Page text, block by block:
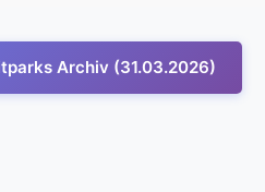
Archiv (31.03.2026)